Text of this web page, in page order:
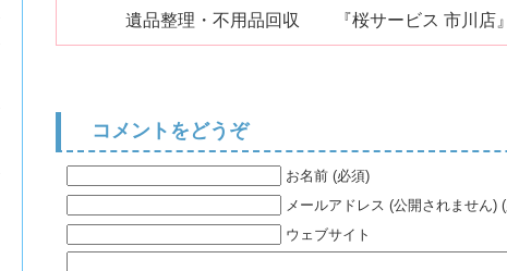
遺品整理・不用品回収 『桜サービス 市川店』
コメントをどうぞ
お名前 (必須)
メールアドレス (公開されません)
ウェブサイト